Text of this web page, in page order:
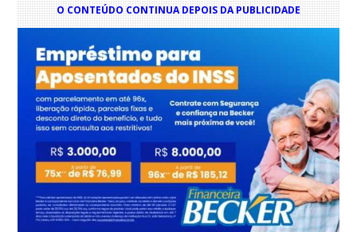
O CONTEÚDO CONTINUA DEPOIS DA PUBLICIDADE